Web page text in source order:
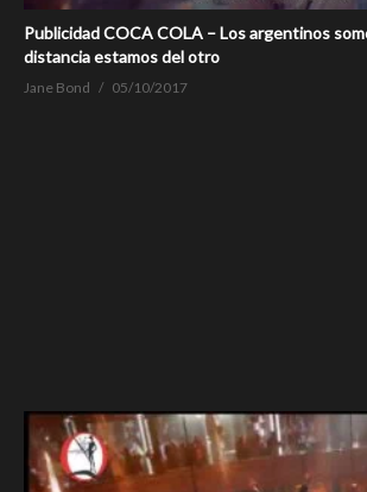
Publicidad COCA COLA – Los argentinos
distancia estamos del otro
Jane Bond 05/10/2017